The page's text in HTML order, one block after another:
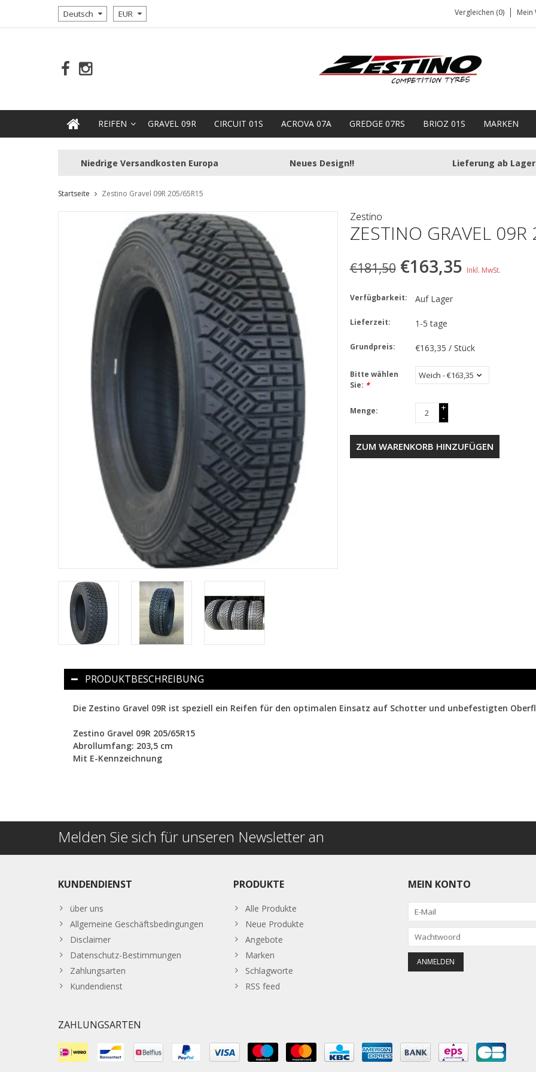
Deutsch EUR Vergleichen (0) Mein
REIFEN GRAVEL 09R CIRCUIT 01S ACROVA 07A GREDGE 07RS BRIOZ 01S MARKEN
Niedrige Versandkosten Europa Neues Design!! Lieferung ab Lager
Startseite Zestino Gravel 09R 205/65R15
Zestino
ZESTINO GRAVEL
€181,50 €163,35 Inkl. MwSt.
Verfügbarkeit: Auf Lager
Lieferzeit: 1-5 tage
Grundpreis: €163,35 / Stück
Bitte wählen
Sie: *
Menge:
+
-
ZUM WARENKORB HINZUFÜGEN
PRODUKTBESCHREIBUNG
Die Zestino Gravel 09R ist speziell ein Reifen für den optimalen Einsatz auf Schotter und unbefestigten
Zestino Gravel 09R 205/65R15
Abrollumfang: 203,5 cm
Mit E-Kennzeichnung
Melden Sie sich für unseren Newsletter an
KUNDENDIENST
über uns
Allgemeine Geschäftsbedingungen
Disclaimer
Datenschutz-Bestimmungen
Zahlungsarten
Kundendienst
PRODUKTE
Alle Produkte
Neue Produkte
Angebote
Marken
Schlagworte
RSS feed
MEIN KONTO
ZAHLUNGSARTEN